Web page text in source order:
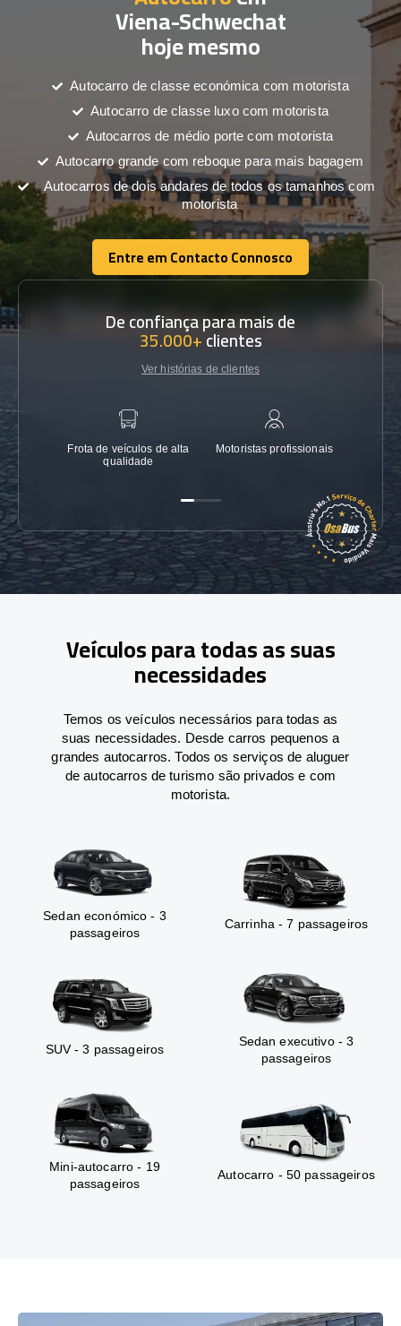
Viena-Schwechat
hoje mesmo
Autocarro de classe económica com motorista
Autocarro de classe luxo com motorista
Autocarros de médio porte com motorista
Autocarro grande com reboque para mais bagagem
Autocarros de dois andares de todos os tamanhos com
motorista
Entre em Contacto Connosco
Entre em Contacto Connosco
De confiança para mais de
35.000+clientes
Ver histórias de clientes
Frota de veículos de alta
qualidade
Motoristas profissionais
Veículos para todas as suas
necessidades
Temos os veículos necessários para todas as
suas necessidades. Desde carros pequenos a
grandes autocarros. Todos os serviços de aluguer
de autocarros de turismo são privados e com
motorista.
Sedan económico - 3
passageiros
Carrinha - 7 passageiros
SUV - 3 passageiros
Sedan executivo - 3
passageiros
Mini-autocarro - 19
passageiros
Autocarro - 50 passageiros